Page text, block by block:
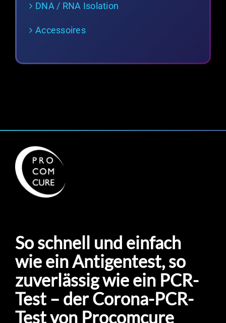
DNA / RNA Isolation
Accessoires
So schnell und einfach
wie ein Antigentest, so
zuverlässig wie ein PCR-
Test – der Corona-PCR-
Test von Procomcure